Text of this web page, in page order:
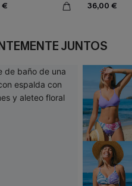
€ 36,00 €
JUNTOS